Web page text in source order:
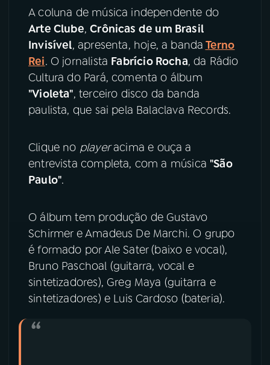
06VIDEOCASTS
07 ÚLTIMAS
08PRÊMIO RÁDIO MEC
YouTube Facebook
A coluna de música independente do
Arte Clube,Crônicas de um Brasil
Invisível, apresenta, hoje, a banda Terno
Rei. O jornalista Fabrício Rocha, da Rádio
Cultura do Pará, comenta o álbum
"Violeta", terceiro disco da banda
paulista, que sai pela Balaclava Records.
Clique no playeracima e ouça a
entrevista completa, com a música "São
Paulo".
O álbum tem produção de Gustavo
Schirmer e Amadeus De Marchi. O grupo
é formado por Ale Sater (baixo e vocal),
Bruno Paschoal (guitarra, vocal e
sintetizadores), Greg Maya (guitarra e
sintetizadores) e Luis Cardoso (bateria).